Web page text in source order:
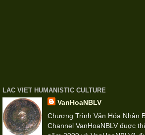
LAC VIET HUMANISTIC CULTURE
VanHoaNBLV
Chương Trình Văn Hóa Nhân
Channel VanHoaNBLV đuợc